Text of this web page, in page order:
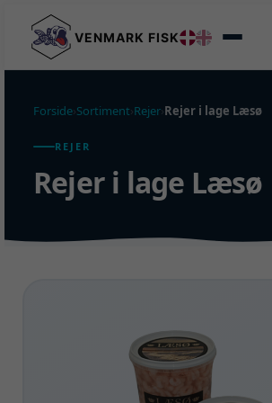
VENMARK FISK
Forside Sortiment Rejer Rejer i lage Læsø
REJER
Rejer i lage Læsø